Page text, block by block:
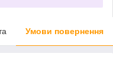
Умови повернення